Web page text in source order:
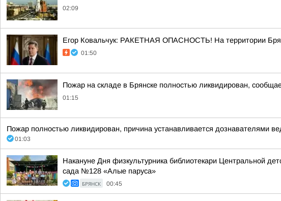
02:09
Егор Ковальчук: РАКЕТНАЯ ОПАСНОСТЬ! На территории
01:50
Пожар на складе в Брянске полностью ликвидирован,
01:15
Пожар полностью ликвидирован, причина устанавливается дознавателями
01:03
Накануне Дня физкультурника библиотекари Центральной
сада №128 «Алые паруса»
БРЯНСК 00:45